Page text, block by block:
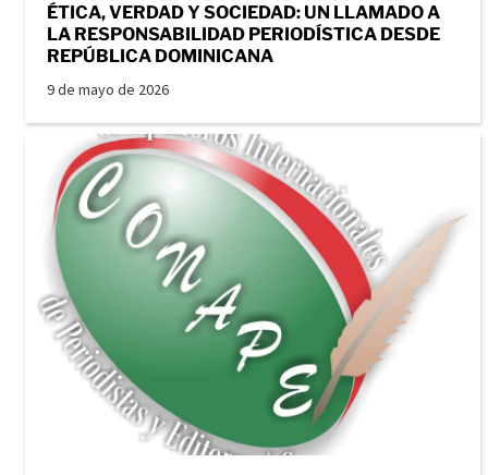
ÉTICA, VERDAD Y SOCIEDAD: UN LLAMADO A
LA RESPONSABILIDAD PERIODÍSTICA DESDE
REPÚBLICA DOMINICANA
9 de mayo de 2026